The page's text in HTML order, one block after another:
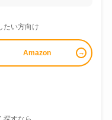
たい方向け
Amazon